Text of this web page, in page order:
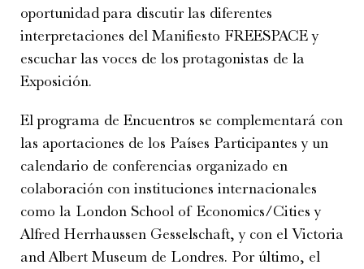
oportunidad para discutir las diferentes
interpretaciones del Manifiesto FREESPACE y
escuchar las voces de los protagonistas de la
Exposición.
El programa de Encuentros se complementará con
las aportaciones de los Países Participantes y un
calendario de conferencias organizado en
colaboración con instituciones internacionales
como la London School of Economics/Cities y
Alfred Herrhaussen Gesselschaft, y con el Victoria
and Albert Museum de Londres. Por último, el